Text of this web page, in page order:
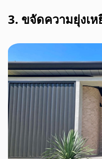
3. ขจัดความยุ่งเ